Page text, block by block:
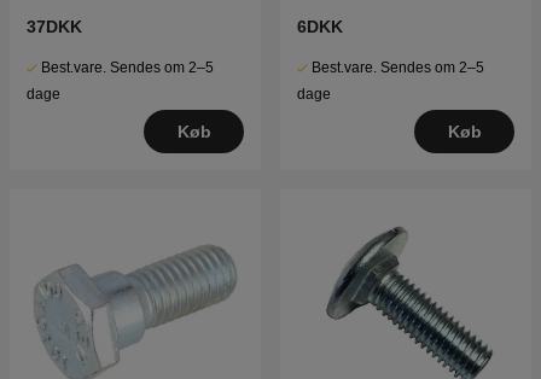
37DKK
Best.vare. Sendes om 2–5
dage
Køb
6DKK
Best.vare. Sendes om 2–5
dage
Køb